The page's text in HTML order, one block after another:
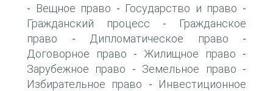
- Вещное право - Государство и право -
Гражданский процесс -
Гражданское
право - Дипломатическое право -
Договорное право - Жилищное право -
Зарубежное право - Земельное право -
Избирательное право -
Инвестиционное